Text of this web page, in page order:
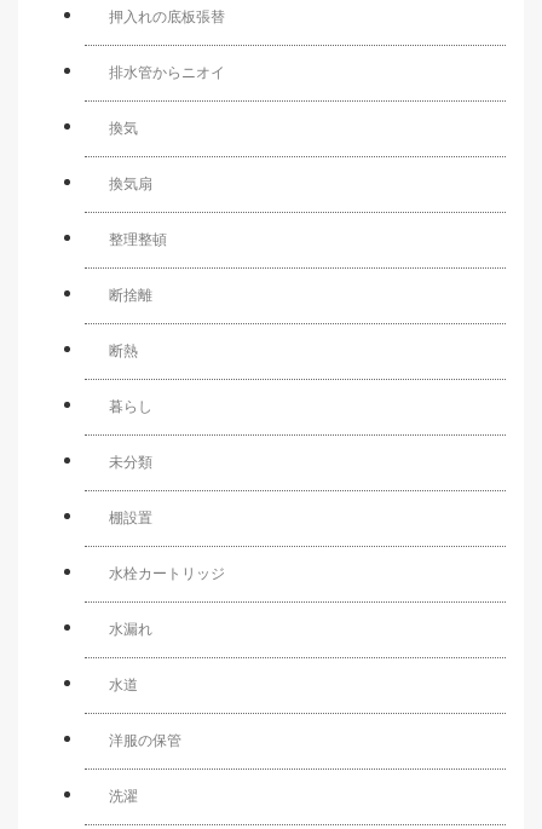
押入れの底板張替
排水管からニオイ
換気
換気扇
整理整頓
断捨離
断熱
暮らし
未分類
棚設置
水栓カートリッジ
水漏れ
水道
洋服の保管
洗濯